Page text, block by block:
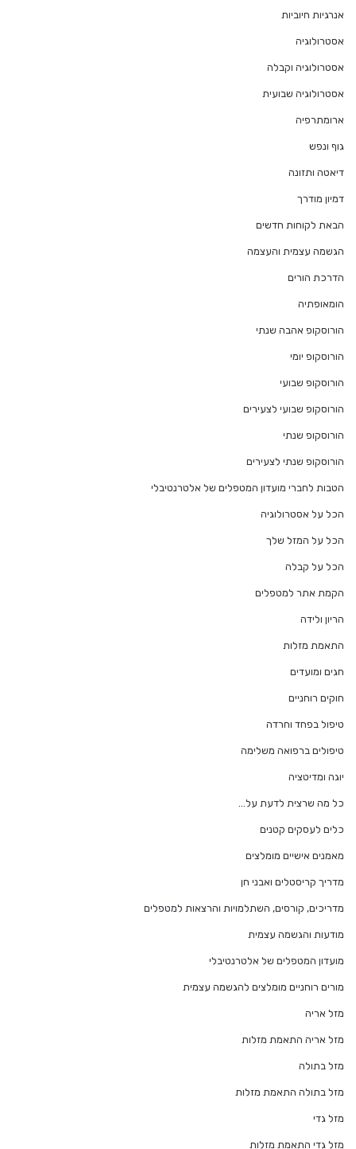
אנרגיות חיוביות
אסטרולוגיה
אסטרולוגיה וקבלה
אסטרולוגיה שבועית
ארומתרפיה
גוף ונפש
דיאטה ותזונה
דמיון מודרך
הבאת לקוחות חדשים
הגשמה עצמית והעצמה
הדרכת הורים
הומאופתיה
הורוסקופ אהבה שנתי
הורוסקופ יומי
הורוסקופ שבועי
הורוסקופ שבועי לצעירים
הורוסקופ שנתי
הורוסקופ שנתי לצעירים
הטבות לחברי מועדון המטפלים של אלטרנטיבלי
הכל על אסטרולוגיה
הכל על המזל שלך
הכל על קבלה
הקמת אתר למטפלים
הריון ולידה
התאמת מזלות
חגים ומועדים
חוקים רוחניים
טיפול בפחד וחרדה
טיפולים ברפואה משלימה
יוגה ומדיטציה
כל מה שרצית לדעת על…
כלים לעסקים קטנים
מאמנים אישיים מומלצים
מדריך קריסטלים ואבני חן
מדריכים, קורסים, השתלמויות והרצאות למטפלים
מודעות והגשמה עצמית
מועדון המטפלים של אלטרנטיבלי
מורים רוחניים מומלצים להגשמה עצמית
מזל אריה
מזל אריה התאמת מזלות
מזל בתולה
מזל בתולה התאמת מזלות
מזל גדי
מזל גדי התאמת מזלות